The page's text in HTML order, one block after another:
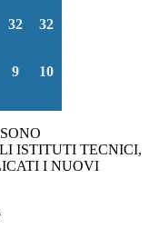
32
32
9 10
ISTITUTI TECNICI,
I NUOVI